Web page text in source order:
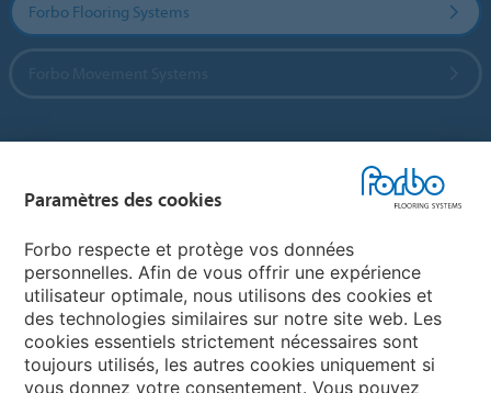
Forbo Flooring Systems
My Forbo
LEXIQUE
PLAN DU SITE
Paramètres des cookies
Forbo respecte et protège vos données
personnelles. Afin de vous offrir une expérience
utilisateur optimale, nous utilisons des cookies et
des technologies similaires sur notre site web. Les
cookies essentiels strictement nécessaires sont
toujours utilisés, les autres cookies uniquement si
vous donnez votre consentement. Vous pouvez